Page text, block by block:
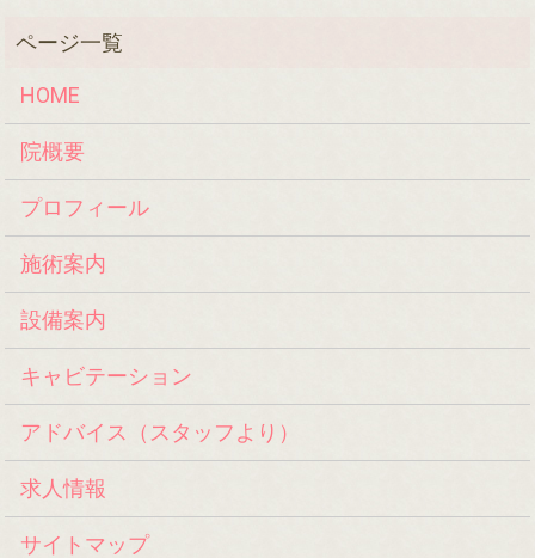
HOME
院概要
プロフィール
施術案内
設備案内
キャビテーション
アドバイス（スタッフより）
求人情報
サイトマップ